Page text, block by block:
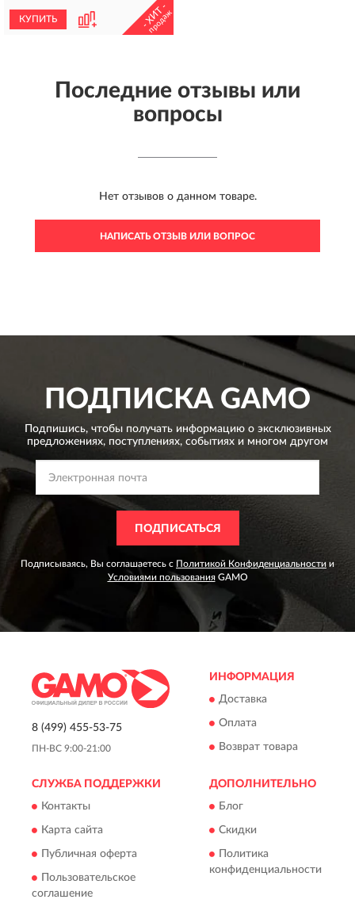
КУПИТЬ - ХИТ -
продаж
Последние отзывы или
вопросы
Нет отзывов о данном товаре.
НАПИСАТЬ ОТЗЫВ ИЛИ ВОПРОС
ПОДПИСКА GAMO
Подпишись, чтобы получать информацию о эксклюзивных
предложениях, поступлениях, событиях и многом другом
ПОДПИСАТЬСЯ
Подписываясь, Вы соглашаетесь с Политикой Конфиденциальности и
Условиями пользованияGAMO
8 (499) 455-53-75
ПН-ВС 9:00-21:00
ИНФОРМАЦИЯ
Доставка
Оплата
Возврат товара
СЛУЖБА ПОДДЕРЖКИ
Контакты
Карта сайта
Публичная оферта
Пользовательское
соглашение
ДОПОЛНИТЕЛЬНО
Блог
Скидки
Политика
конфиденциальности